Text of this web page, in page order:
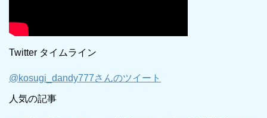
Twitter タイムライン
@kosugi_dandy777さんのツイート
人気の記事